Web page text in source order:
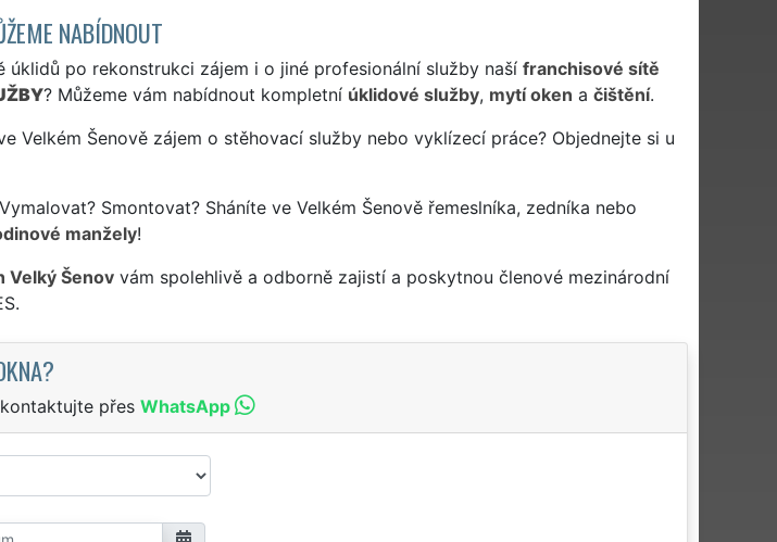
NABÍDNOUT
úklidů po rekonstrukci zájem i o jiné profesionální služby naší franchisové sítě
? Můžeme vám nabídnout kompletní úklidové služby, mytí oken a čištění.
Velkém Šenově zájem o stěhovací služby nebo vyklízecí práce? Objednejte si u
Smontovat? Sháníte ve Velkém Šenově řemeslníka, zedníka nebo
manžely!
Velký Šenovvám spolehlivě a odborně zajistí a poskytnou členové mezinárodní
přes WhatsApp